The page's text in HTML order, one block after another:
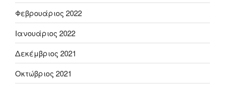
Φεβρουάριος 2022
Ιανουάριος 2022
Δεκέμβριος 2021
Οκτώβριος 2021